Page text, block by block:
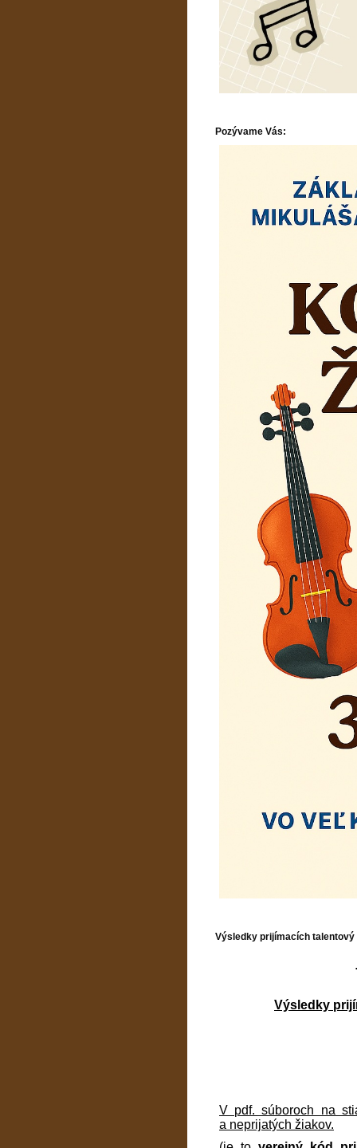
Pozývame Vás:
Výsledky prijímacích
Výsledky
V pdf. súboroch na
a neprijatých žiakov.